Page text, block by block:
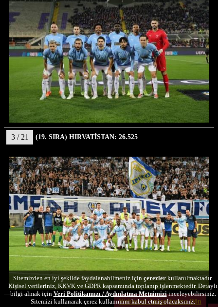
3 / 21 (19. SIRA) HIRVATİSTAN: 26.525
Diğer resimleri görmek için aşağıya kaydırın.
Webaslan Anasayfasına Dön
Sitemizden en iyi şekilde faydalanabilmeniz için çerezler kullanılmaktadır.
Kişisel verileriniz, KKVK ve GDPR kapsamında toplanıp işlenmektedir. Detaylı
bilgi almak içinVeri Politikamızı / Aydınlatma Metnimiziinceleyebilirsiniz.
Sitemizi kullanarak çerez kullanımını kabul etmiş olacaksınız.